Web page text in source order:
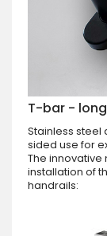
T-bar -
Stainless
sided use for
The
installation of
handrails: